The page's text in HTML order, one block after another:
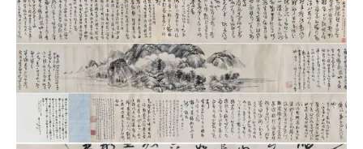
器
漆
器